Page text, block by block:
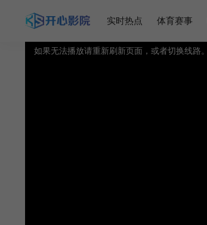
实时热点 体育赛事
视频载入速度跟网速有关，请耐心等待几秒钟。